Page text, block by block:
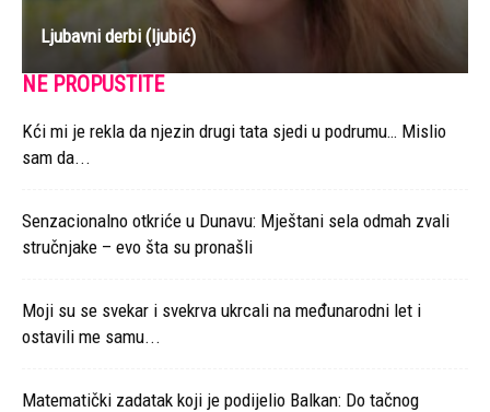
Ljubavni derbi (ljubić)
NE PROPUSTITE
Kći mi je rekla da njezin drugi tata sjedi u podrumu… Mislio
sam da...
Senzacionalno otkriće u Dunavu: Mještani sela odmah zvali
stručnjake – evo šta su pronašli
Moji su se svekar i svekrva ukrcali na međunarodni let i
ostavili me samu...
Matematički zadatak koji je podijelio Balkan: Do tačnog